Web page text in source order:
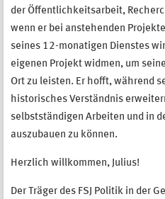
der Öffentlichkeitsarbeit,
wenn er bei anstehenden
seines 12-monatigen Dienstes
eigenen Projekt widmen, um
Ort zu leisten. Er hofft, während
historisches Verständnis
selbstständigen Arbeiten und in
auszubauen zu können.
Herzlich willkommen, Julius!
Der Träger des FSJ Politik in der